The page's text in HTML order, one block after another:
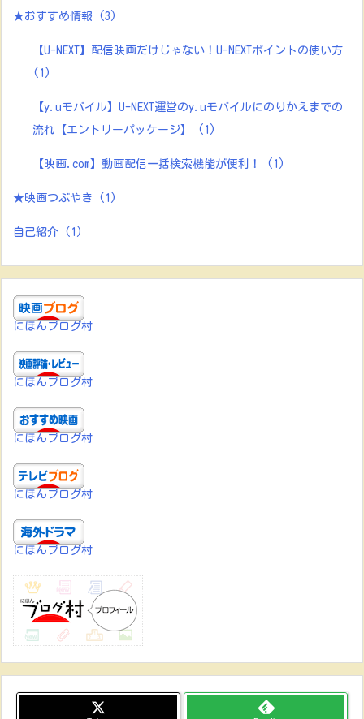
★おすすめ情報 (3)
【U-NEXT】配信映画だけじゃない！U-NEXTポイントの使い方
(1)
【y.uモバイル】U-NEXT運営のy.uモバイルにのりかえまでの
流れ【エントリーパッケージ】
(1)
【映画.com】動画配信一括検索機能が便利！ (1)
★映画つぶやき (1)
自己紹介 (1)
にほんブログ村
にほんブログ村
にほんブログ村
にほんブログ村
にほんブログ村